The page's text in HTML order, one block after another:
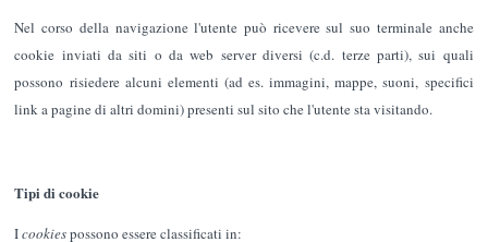
Nel corso della navigazione l'utente può ricevere sul suo terminale anche
cookie inviati da siti o da web server diversi (c.d. terze parti), sui quali
possono risiedere alcuni elementi (ad es. immagini, mappe, suoni, specifici
link a pagine di altri domini) presenti sul sito che l'utente sta visitando.
Tipi di cookie
Icookiespossono essere classificati in: